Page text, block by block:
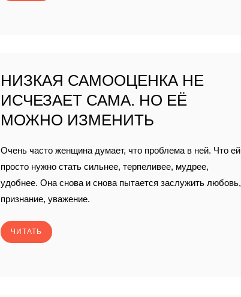
НИЗКАЯ САМООЦЕНКА НЕ
ИСЧЕЗАЕТ САМА. НО ЕЁ
МОЖНО ИЗМЕНИТЬ
Очень часто женщина думает, что проблема в ней. Что ей
просто нужно стать сильнее, терпеливее, мудрее,
удобнее. Она снова и снова пытается заслужить любовь,
признание, уважение.
ЧИТАТЬ